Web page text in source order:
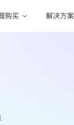
购买 解决方案